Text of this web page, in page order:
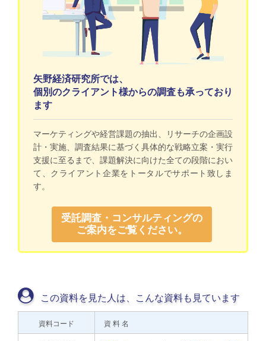
矢野経済研究所では、
個別のクライアント様からの調査も承っており
ます
マーケティングや経営課題の抽出、リサーチの企画設
計・実施、調査結果に基づく具体的な戦略立案・実行
支援に至るまで、課題解決に向けた全ての段階におい
て、クライアント企業をトータルでサポート致しま
す。
受託調査・コンサルティングの
ご案内をご覧ください。
この資料を見た人は、こんな資料も見ています
資料コード 資 料 名